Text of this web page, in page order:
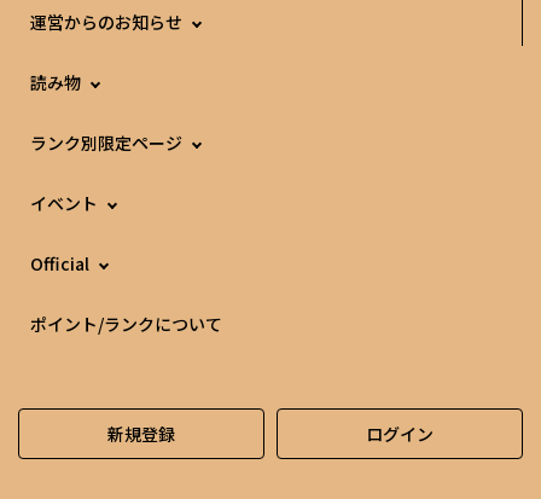
運営からのお知らせ
読み物
ランク別限定ページ
イベント
Official
ポイント/ランクについて
新規登録 ログイン